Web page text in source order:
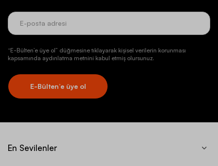
“E-Bülten’e üye ol” düğmesine tıklayarak kişisel verilerin korunması
kapsamında aydınlatma metnini kabul etmiş olursunuz.
E-Bülten’e üye ol
En Sevilenler